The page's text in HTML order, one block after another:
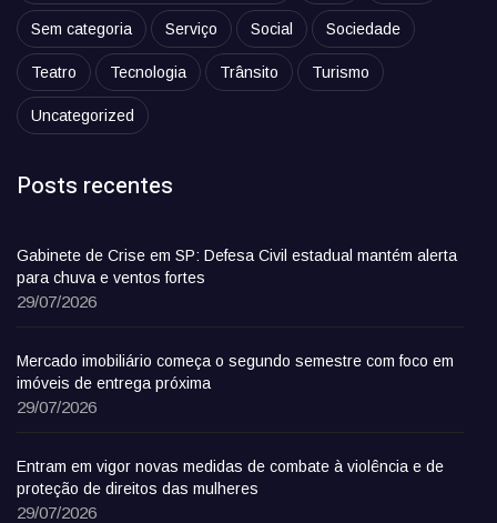
Sem categoria Serviço Social Sociedade
Teatro Tecnologia Trânsito Turismo
Uncategorized
Posts recentes
Gabinete de Crise em SP: Defesa Civil estadual mantém alerta
para chuva e ventos fortes
29/07/2026
Mercado imobiliário começa o segundo semestre com foco em
imóveis de entrega próxima
29/07/2026
Entram em vigor novas medidas de combate à violência e de
proteção de direitos das mulheres
29/07/2026